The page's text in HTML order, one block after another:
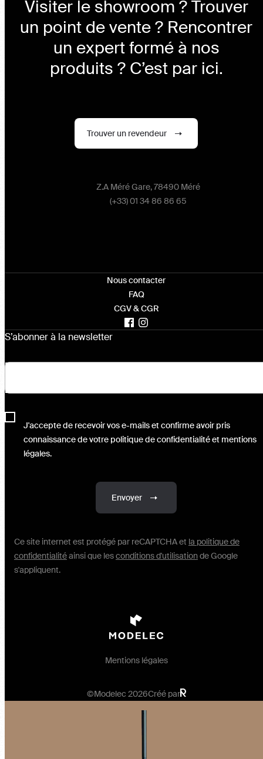
Visiter le showroom ? Trouver
un point de vente ? Rencontrer
un expert formé à nos
produits ? C’est par ici.
Trouver un revendeur
Z.A Méré Gare, 78490 Méré
(+33) 01 34 86 86 65
Nous contacter
FAQ
CGV & CGR
S’abonner à la newsletter
J'accepte de recevoir vos e-mails et confirme avoir pris
connaissance de votre politique de confidentialité et mentions
légales.
Envoyer
Ce site internet est protégé par reCAPTCHA et la politique de
confidentialitéainsi que lesconditions d'utilisationde Google
s'appliquent.
Mentions légales
©Modelec 2026Créé par